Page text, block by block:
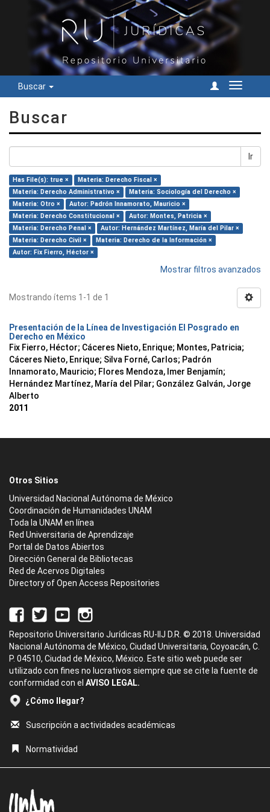
Buscar
Cambiar
Buscar
Ir
Has File(s): true ×
Materia: Derecho Fiscal ×
Materia: Derecho Administrativo ×
Materia: Sociología del Derecho ×
Materia: Otro ×
Autor: Padrón Innamorato, Mauricio ×
Materia: Derecho Constitucional ×
Autor: Montes, Patricia ×
Materia: Derecho Penal ×
Autor: Hernández Martínez, María del Pilar ×
Materia: Derecho Civil ×
Materia: Derecho de la Información ×
Autor: Fix Fierro, Héctor ×
Mostrar filtros avanzados
Mostrando ítems 1-1 de 1
Presentación de la Línea de Investigación El Posgrado en
Derecho en México
Fix Fierro, Héctor; Cáceres Nieto, Enrique; Montes, Patricia;
Cáceres Nieto, Enrique; Silva Forné, Carlos; Padrón
Innamorato, Mauricio; Flores Mendoza, Imer Benjamín;
Hernández Martínez, María del Pilar; González Galván, Jorge
Alberto
2011
Otros Sitios
Universidad Nacional Autónoma de México
Coordinación de Humanidades UNAM
Toda la UNAM en línea
Red Universitaria de Aprendizaje
Portal de Datos Abiertos
Dirección General de Bibliotecas
Red de Acervos Digitales
Directory of Open Access Repositories
Repositorio Universitario Jurídicas RU-IIJ D.R. © 2018. Universidad
Nacional Autónoma de México, Ciudad Universitaria, Coyoacán, C.
P. 04510, Ciudad de México, México. Este sitio web puede ser
utilizado con fines no lucrativos siempre que se cite la fuente de
conformidad con el AVISO LEGAL.
¿Cómo llegar?
Suscripción a actividades académicas
Normatividad